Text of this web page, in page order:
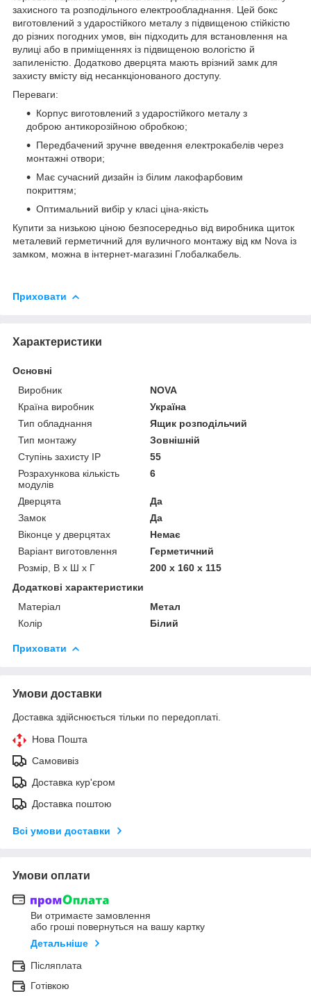
захисного та розподільного електрообладнання. Цей бокс
виготовлений з ударостійкого металу з підвищеною стійкістю
до різних погодних умов, він підходить для встановлення на
вулиці або в приміщеннях із підвищеною вологістю й
запиленістю. Додатково дверцята мають врізний замк для
захисту вмісту від несанкціонованого доступу.
Переваги:
Корпус виготовлений з ударостійкого металу з
доброю антикорозійною обробкою;
Передбачений зручне введення електрокабелів через
монтажні отвори;
Має сучасний дизайн із білим лакофарбовим
покриттям;
Оптимальний вибір у класі ціна-якість
Купити за низькою ціною безпосередньо від виробника щиток
металевий герметичний для вуличного монтажу від км Nova із
замком,
можна в інтернет-магазині Глобалкабель.
Приховати
Характеристики
Основні
Виробник
NOVA
Країна виробник
Україна
Тип обладнання
Ящик розподільчий
Тип монтажу
Зовнішній
Ступінь захисту IP
55
Розрахункова кількість
модулів
6
Дверцята
Да
Замок
Да
Віконце у дверцятах
Немає
Варіант виготовлення
Герметичний
Розмір, В х Ш х Г
200 х 160 х 115
Додаткові характеристики
Матеріал
Метал
Колір
Білий
Приховати
Умови доставки
Доставка здійснюється тільки по передоплаті.
Нова Пошта
Самовивіз
Доставка кур'єром
Доставка поштою
Всі умови доставки
Умови оплати
Ви отримаєте замовлення
або гроші повернуться на вашу картку
Детальніше
Післяплата
Готівкою